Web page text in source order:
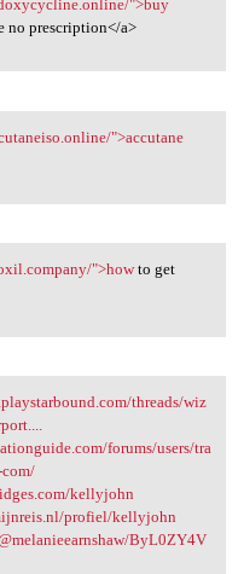
">buy
prescription</a>
">accutane
">howto get
threads/wiz
forums/users/tra
kellyjohn
profiel/kellyjohn
ByL0ZY4V